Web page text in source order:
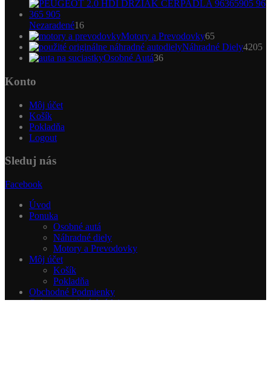
Nezaradené1616
produktovMotory a Prevodovky6565
produktov
Náhradné Diely4205
Osobné Autá3636
Konto
Môj účet
Košík
Pokladňa
Logout
Sleduj nás
Facebook
Úvod
Ponuka
Osobné autá
Náhradné diely
Motory a Prevodovky
Môj účet
Košík
Pokladňa
Obchodné Podmienky
Ochrana osobných údajov